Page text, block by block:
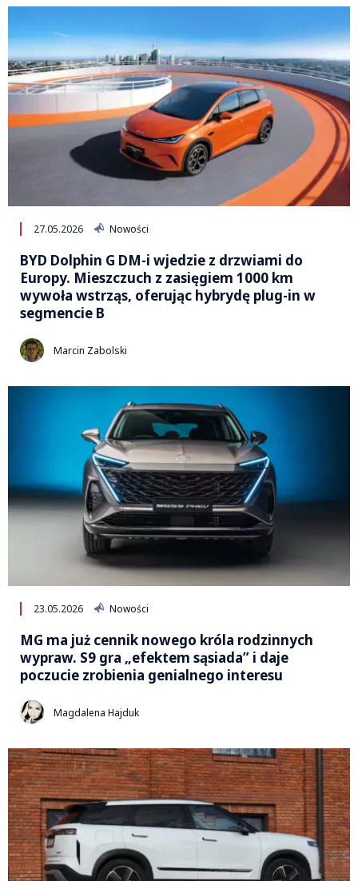
27.05.2026 Nowości
BYD Dolphin G DM-i wjedzie z drzwiami do
Europy. Mieszczuch z zasięgiem 1000 km
wywoła wstrząs, oferując hybrydę plug-in w
segmencie B
Marcin Zabolski
23.05.2026 Nowości
MG ma już cennik nowego króla rodzinnych
wypraw. S9 gra „efektem sąsiada” i daje
poczucie zrobienia genialnego interesu
Magdalena Hajduk